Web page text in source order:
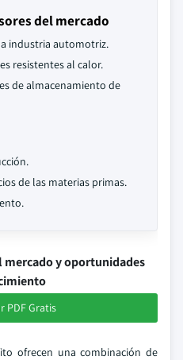
del mercado
industria automotriz.
resistentes al calor.
de almacenamiento de
de las materias primas.
y oportunidades
PDF Gratis
ofrecen una combinación de